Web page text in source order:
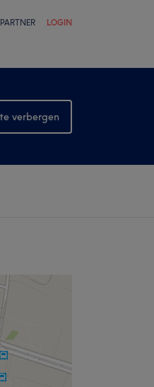
LOGIN
verbergen
anzeigen